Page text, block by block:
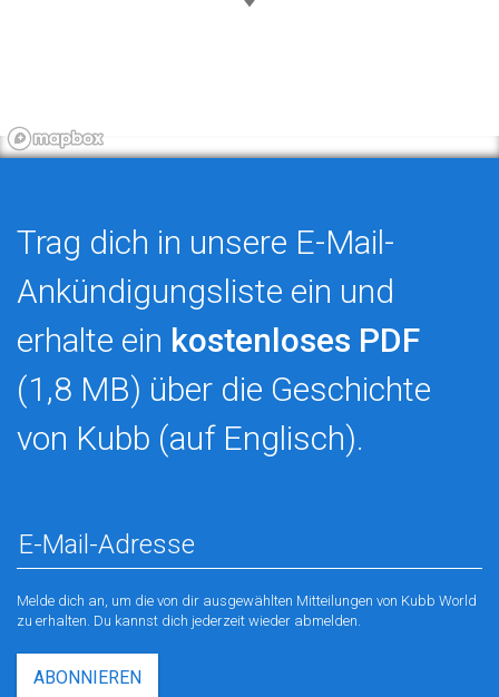
Trag dich in unsere E-Mail-
Ankündigungsliste ein und
erhalte ein kostenloses PDF
(1,8 MB) über die Geschichte
von Kubb (auf Englisch).
Melde dich an, um die von dir ausgewählten Mitteilungen von Kubb World
zu erhalten. Du kannst dich jederzeit wieder abmelden.
ABONNIEREN